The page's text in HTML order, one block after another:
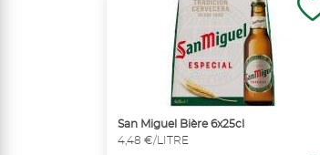
San Miguel Bière 6x25cl
4,48 €/LITRE